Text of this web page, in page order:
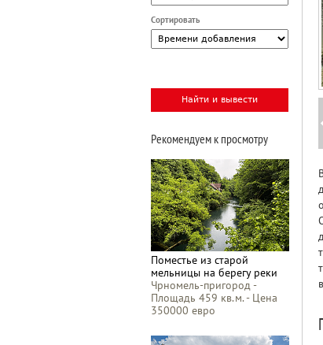
Сортировать
Рекомендуем к просмотру
Поместье из старой
мельницы на берегу реки
Чрномель-пригород -
Площадь 459 кв.м. - Цена
350000 евро